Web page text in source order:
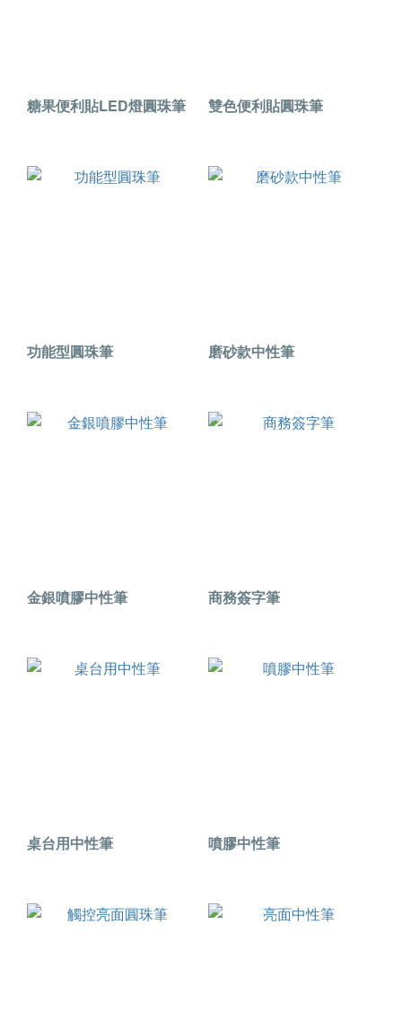
糖果便利貼LED燈圓珠筆 雙色便利貼圓珠筆
功能型圓珠筆 磨砂款中性筆
金銀噴膠中性筆 商務簽字筆
桌台用中性筆 噴膠中性筆